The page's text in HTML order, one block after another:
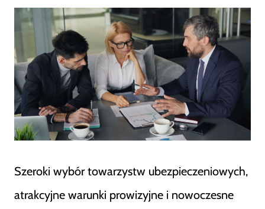
Szeroki wybór towarzystw ubezpieczeniowych,
atrakcyjne warunki prowizyjne i nowoczesne